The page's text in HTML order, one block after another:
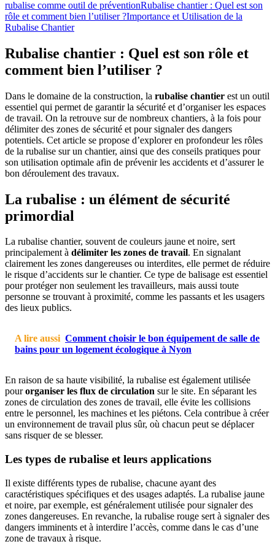
rubalise comme outil de préventionRubalise chantier : Quel est son
rôle et comment bien l’utiliser ?Importance et Utilisation de la
Rubalise Chantier
Rubalise chantier : Quel est son rôle et
comment bien l’utiliser ?
Dans le domaine de la construction, la rubalise chantier est un outil
essentiel qui permet de garantir la sécurité et d’organiser les espaces
de travail. On la retrouve sur de nombreux chantiers, à la fois pour
délimiter des zones de sécurité et pour signaler des dangers
potentiels. Cet article se propose d’explorer en profondeur les rôles
de la rubalise sur un chantier, ainsi que des conseils pratiques pour
son utilisation optimale afin de prévenir les accidents et d’assurer le
bon déroulement des travaux.
La rubalise : un élément de sécurité
primordial
La rubalise chantier, souvent de couleurs jaune et noire, sert
principalement à délimiter les zones de travail. En signalant
clairement les zones dangereuses ou interdites, elle permet de réduire
le risque d’accidents sur le chantier. Ce type de balisage est essentiel
pour protéger non seulement les travailleurs, mais aussi toute
personne se trouvant à proximité, comme les passants et les usagers
des lieux publics.
A lire aussi Comment choisir le bon équipement de salle de
bains pour un logement écologique à Nyon
En raison de sa haute visibilité, la rubalise est également utilisée
pourorganiser les flux de circulation sur le site. En séparant les
zones de circulation des zones de travail, elle évite les collisions
entre le personnel, les machines et les piétons. Cela contribue à créer
un environnement de travail plus sûr, où chacun peut se déplacer
sans risquer de se blesser.
Les types de rubalise et leurs applications
Il existe différents types de rubalise, chacune ayant des
caractéristiques spécifiques et des usages adaptés. La rubalise jaune
et noire, par exemple, est généralement utilisée pour signaler des
zones dangereuses. En revanche, la rubalise rouge sert à signaler des
dangers imminents et à interdire l’accès, comme dans le cas d’une
zone de travaux à risque.